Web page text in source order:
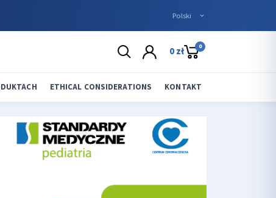
0 zł 0
ETHICAL CONSIDERATIONS KONTAKT